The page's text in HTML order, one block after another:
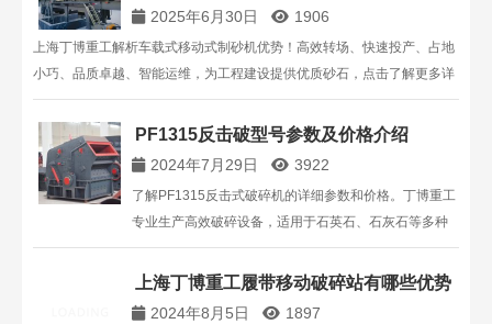
2025年6月30日 1906
上海丁博重工解析车载式移动式制砂机优势！高效转场、快速投产、占地
小巧、品质卓越、智能运维，为工程建设提供优质砂石，点击了解更多详
情！
PF1315反击破型号参数及价格介绍
2024年7月29日 3922
了解PF1315反击式破碎机的详细参数和价格。丁博重工
专业生产高效破碎设备，适用于石英石、石灰石等多种
物料。了解更多关于PF1315反击破的特点、用途及报
价。
上海丁博重工履带移动破碎站有哪些优势
2024年8月5日 1897